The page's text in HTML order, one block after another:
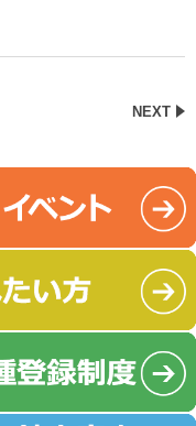
NEXT